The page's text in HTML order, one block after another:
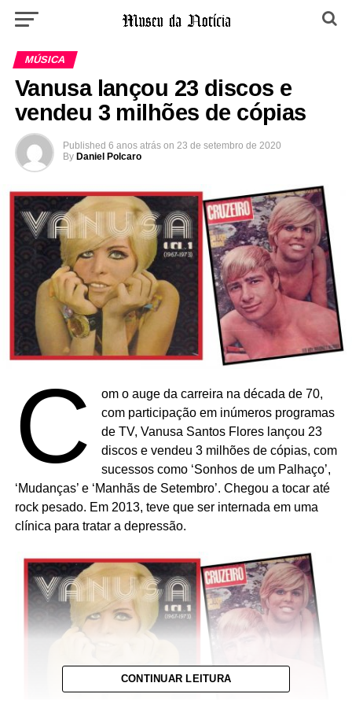
MÚSICA
Vanusa lançou 23 discos e
vendeu 3 milhões de cópias
Published 6 anos atrás on 23 de setembro de 2020
By Daniel Polcaro
C
om o auge da carreira na década de 70,
com participação em inúmeros programas
de TV, Vanusa Santos Flores lançou 23
discos e vendeu 3 milhões de cópias, com
sucessos como ‘Sonhos de um Palhaço’,
‘Mudanças’ e ‘Manhãs de Setembro’. Chegou a tocar até
rock pesado. Em 2013, teve que ser internada em uma
clínica para tratar a depressão.
CONTINUAR LEITURA